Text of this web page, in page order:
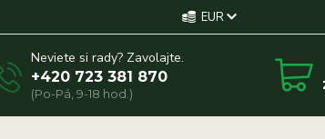
EUR
Neviete si rady? Zavolajte.
+420 723 381 870
(Po-Pá, 9-18 hod.)